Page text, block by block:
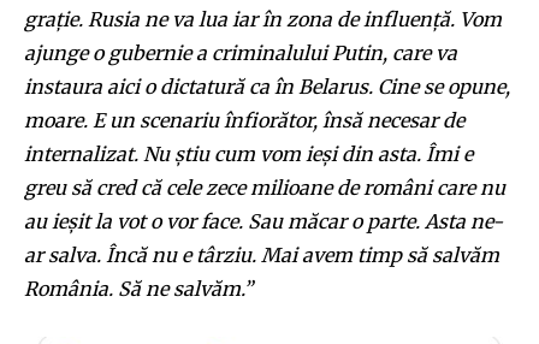
grație. Rusia ne va lua iar în zona de influență. Vom
ajunge o gubernie a criminalului Putin, care va
instaura aici o dictatură ca în Belarus. Cine se opune,
moare. E un scenariu înfiorător, însă necesar de
internalizat. Nu știu cum vom ieși din asta. Îmi e
greu să cred că cele zece milioane de români care nu
au ieșit la vot o vor face. Sau măcar o parte. Asta ne-
ar salva. Încă nu e târziu. Mai avem timp să salvăm
România. Să ne salvăm.”